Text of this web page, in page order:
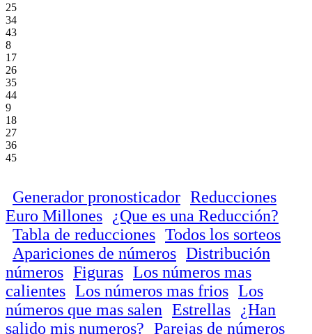
25
34
43
8
17
26
35
44
9
18
27
36
45
Generador pronosticador Reducciones
Euro Millones
¿Que es una Reducción?
Tabla de reducciones Todos los sorteos
Apariciones de números Distribución
números Figuras Los números mas
calientes Los números mas frios Los
números que mas salen Estrellas
¿Han
salido mis numeros? Parejas de números